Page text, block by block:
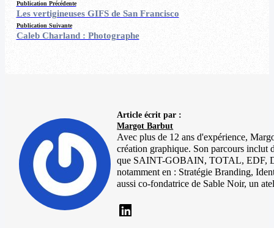
Publication Précédente
Les vertigineuses GIFS de San Francisco
Publication Suivante
Caleb Charland : Photographe
Article écrit par :
Margot Barbut
Avec plus de 12 ans d'expérience,
création graphique. Son parcours inclut
que SAINT-GOBAIN, TOTAL, EDF,
notamment en : Stratégie Branding,
aussi co-fondatrice de Sable Noir, un